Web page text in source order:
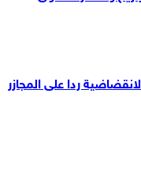
ردا على المجازر